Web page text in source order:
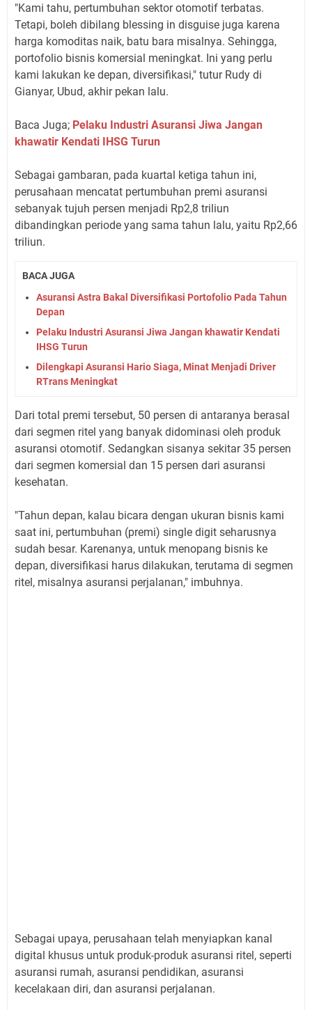
"Kami tahu, pertumbuhan sektor otomotif terbatas.
Tetapi, boleh dibilang blessing in disguise juga karena
harga komoditas naik, batu bara misalnya. Sehingga,
portofolio bisnis komersial meningkat. Ini yang perlu
kami lakukan ke depan, diversifikasi," tutur Rudy di
Gianyar, Ubud, akhir pekan lalu.
Baca Juga; Pelaku Industri Asuransi Jiwa Jangan
khawatir Kendati IHSG Turun
Sebagai gambaran, pada kuartal ketiga tahun ini,
perusahaan mencatat pertumbuhan premi asuransi
sebanyak tujuh persen menjadi Rp2,8 triliun
dibandingkan periode yang sama tahun lalu, yaitu Rp2,66
triliun.
BACA JUGA
Asuransi Astra Bakal Diversifikasi Portofolio Pada Tahun
Depan
Pelaku Industri Asuransi Jiwa Jangan khawatir Kendati
IHSG Turun
Dilengkapi Asuransi Hario Siaga, Minat Menjadi Driver
RTrans Meningkat
Dari total premi tersebut, 50 persen di antaranya berasal
dari segmen ritel yang banyak didominasi oleh produk
asuransi otomotif. Sedangkan sisanya sekitar 35 persen
dari segmen komersial dan 15 persen dari asuransi
kesehatan.
"Tahun depan, kalau bicara dengan ukuran bisnis kami
saat ini, pertumbuhan (premi) single digit seharusnya
sudah besar. Karenanya, untuk menopang bisnis ke
depan, diversifikasi harus dilakukan, terutama di segmen
ritel, misalnya asuransi perjalanan," imbuhnya.
Sebagai upaya, perusahaan telah menyiapkan kanal
digital khusus untuk produk-produk asuransi ritel, seperti
asuransi rumah, asuransi pendidikan, asuransi
kecelakaan diri, dan asuransi perjalanan.